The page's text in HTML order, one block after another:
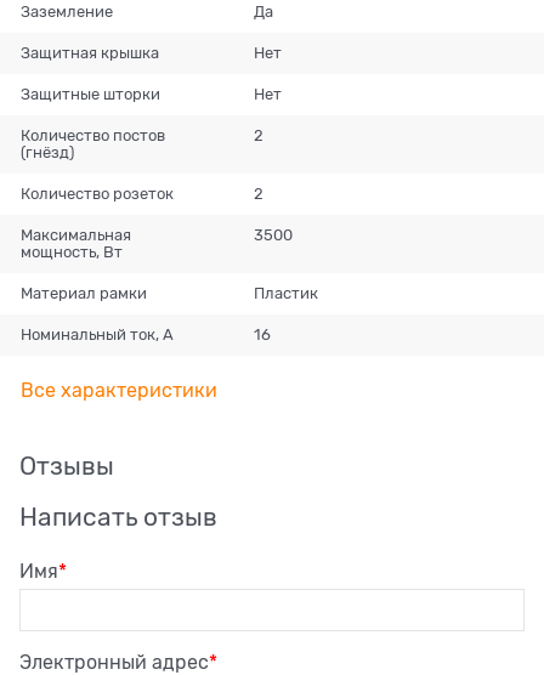
Заземление Да
Защитная крышка Нет
Защитные шторки Нет
Количество постов
(гнёзд)
2
Количество розеток 2
Максимальная
мощность, Вт
3500
Материал рамки Пластик
Номинальный ток, А 16
Все характеристики
Отзывы
Написать отзыв
Имя
Электронный адрес